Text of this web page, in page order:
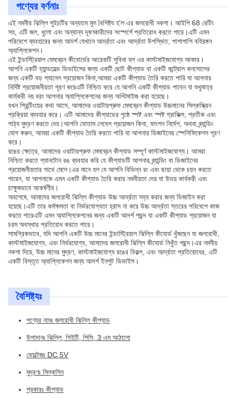
পণ্যের বর্ণনাঃ
এই নমনীয় ঝিল্লি সুইচটির অন্যতম মূল বৈশিষ্ট্য হ'ল এর জলরোধী নকশা। আইপি 68 রেটিং
সহ, এটি জল, ধুলো এবং অন্যান্য দূষণকারীদের সংস্পর্শে প্রতিরোধ করতে পারে।এটি এমন
পরিবেশে ব্যবহারের জন্য আদর্শ যেখানে আর্দ্রতা এবং আর্দ্রতা উপস্থিত, পাশাপাশি বহিরঙ্গন
অ্যাপ্লিকেশন।
এই ইন্ডাস্ট্রিয়াল মেমব্রেন কীবোর্ডের আরেকটি সুবিধা হল এর কাস্টমাইজযোগ্য আকার।
আপনি একটি হ্যান্ডহেল্ড ডিভাইসের জন্য একটি ছোট কীপ্যাড বা একটি কন্ট্রোল কনসোলের
জন্য একটি বড় প্যানেল প্রয়োজন কিনা,আমরা একটি কীপ্যাড তৈরি করতে পারি যা আপনার
নির্দিষ্ট প্রয়োজনীয়তা পূরণ করেএটি নিশ্চিত করে যে আপনি একটি কীপ্যাড পাবেন যা শুধুমাত্র
কার্যকরী নয় বরং আপনার অ্যাপ্লিকেশনের জন্য অপ্টিমাইজ করা হয়েছে।
যখন প্রিন্টিংয়ের কথা আসে, আমাদের ওয়াটারপ্রুফ মেমব্রেন কীপ্যাড উচ্চমানের সিল্কস্ক্রিন
প্রক্রিয়া ব্যবহার করে। এটি আমাদের কীপ্যাডের পৃষ্ঠে স্পষ্ট এবং স্পষ্ট গ্রাফিক্স, প্রতীক এবং
পাঠ্য মুদ্রণ করতে দেয়।আপনি বোতাম লেবেল প্রয়োজন কিনা, ফাংশন নির্দেশ, অথবা ব্র্যান্ডিং
যোগ করুন, আমরা একটি কীপ্যাড তৈরি করতে পারি যা আপনার ডিজাইনের স্পেসিফিকেশন পূরণ
করে।
রঙের ক্ষেত্রে, আমাদের ওয়াটারপ্রুফ মেমব্রেন কীপ্যাড সম্পূর্ণ কাস্টমাইজযোগ্য। আমরা
নিশ্চিত করতে প্যানটোন রঙ ব্যবহার করি যে কীপ্যাডটি আপনার ব্র্যান্ডিং বা ডিজাইনের
প্রয়োজনীয়তার সাথে মেলে।এর মানে হল যে আপনি বিভিন্ন রং এবং ছায়া থেকে চয়ন করতে
পারেন, যা আপনাকে এমন একটি কীপ্যাড তৈরি করার নমনীয়তা দেয় যা উভয় কার্যকরী এবং
চাক্ষুষভাবে আকর্ষণীয়।
অবশেষে, আমাদের জলরোধী ঝিল্লি কীপ্যাড উচ্চ আর্দ্রতা সহ্য করার জন্য ডিজাইন করা
হয়েছে।এটি তার কর্মক্ষমতা বা নির্ভরযোগ্যতা হ্রাস না করে উচ্চ আর্দ্রতা স্তরের পরিবেশে কাজ
করতে পারেএটি এমন অ্যাপ্লিকেশনের জন্য একটি আদর্শ পছন্দ যা একটি কীপ্যাড প্রয়োজন যা
চরম অবস্থার প্রতিরোধ করতে পারে।
সামগ্রিকভাবে, যদি আপনি একটি উচ্চ মানের ইন্ডাস্ট্রিয়াল ঝিল্লি কীবোর্ড খুঁজছেন যা জলরোধী,
কাস্টমাইজযোগ্য, এবং নির্ভরযোগ্য, আমাদের জলরোধী ঝিল্লি কীবোর্ড নিখুঁত পছন্দ।এর নমনীয়
নকশা দিয়ে, উচ্চ মানের মুদ্রণ, কাস্টমাইজযোগ্য রঙের বিকল্প, এবং আর্দ্রতা প্রতিরোধের, এটি
একটি বিস্তৃত অ্যাপ্লিকেশন জন্য আদর্শ ইনপুট ডিভাইস।
বৈশিষ্ট্যঃ
পণ্যের নামঃ জলরোধী ঝিল্লি কীপ্যাড
উপাদানঃ ঝিল্লি, পিইটি, পিসি, 3 এম আঠালো
ভোল্টেজঃ DC 5V
মুদ্রণঃ সিল্কসিন
প্রকারঃ কীপ্যাড